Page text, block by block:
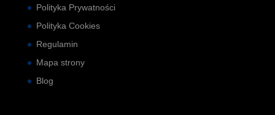
Polityka Prywatności
Polityka Cookies
Regulamin
Mapa strony
Blog